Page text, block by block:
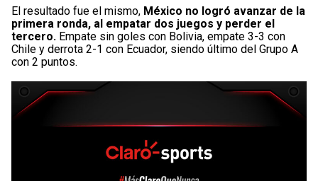
El resultado fue el mismo, México no logró avanzar de la
primera ronda, al empatar dos juegos y perder el
tercero. Empate sin goles con Bolivia, empate 3-3 con
Chile y derrota 2-1 con Ecuador, siendo último del Grupo A
con 2 puntos.